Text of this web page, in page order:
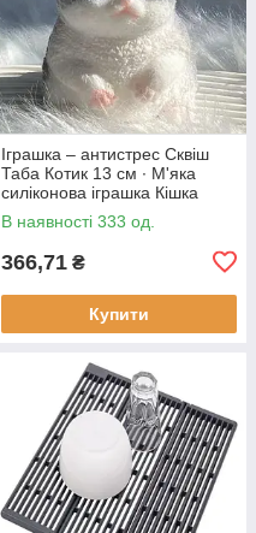
Іграшка – антистрес Сквіш
Таба Котик 13 см ∙ М'яка
силіконова іграшка Кішка
В наявності 333 од.
366,71 ₴
Купити